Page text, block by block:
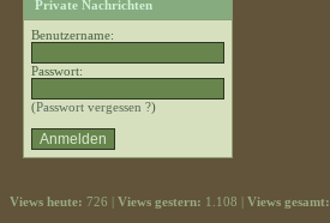
Private Nachrichten
Benutzername:
Passwort:
(Passwort vergessen ?)
Views heute: 726 | Views gestern: 1.108 | Views gesamt: